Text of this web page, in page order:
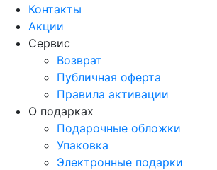
Контакты
Акции
Сервис
Возврат
Публичная оферта
Правила активации
О подарках
Подарочные обложки
Упаковка
Электронные подарки